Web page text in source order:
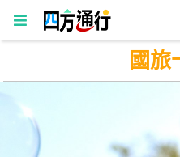
四
通
國旅